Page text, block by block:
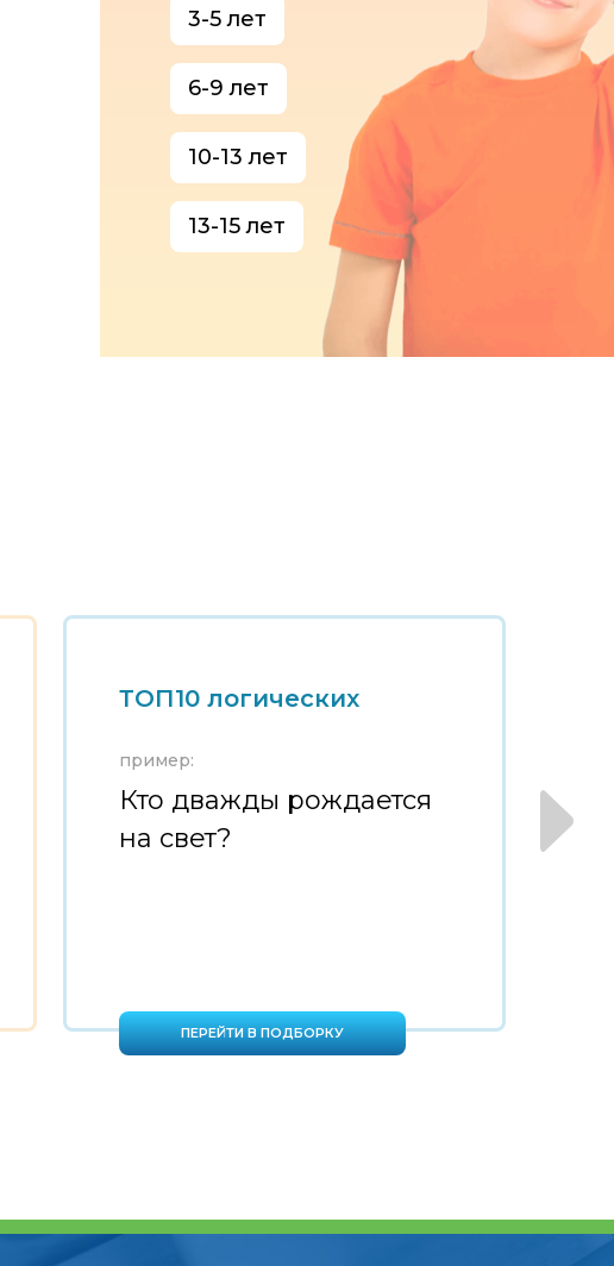
3-5 лет
6-9 лет
10-13 лет
13-15 лет
ТОП10 логических
пример:
Кто дважды рождается
на свет?
ПЕРЕЙТИ В ПОДБОРКУ